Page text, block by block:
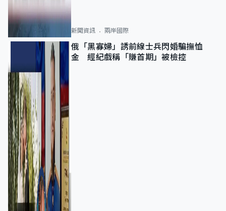
新聞資訊 兩岸國際
俄「黑寡婦」誘前線士兵閃婚騙撫恤
金 經紀戲稱「賺首期」被檢控